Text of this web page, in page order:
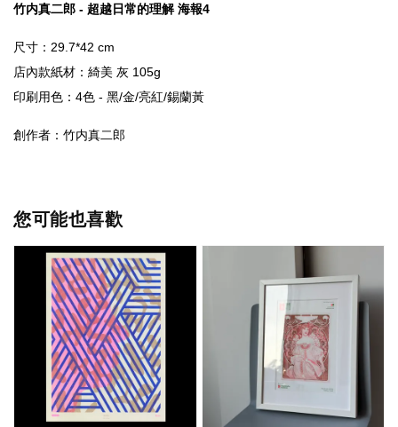
竹内真二郎 - 超越日常的理解 海報4
店內款紙材 ：綺美 灰 105
印刷用色：4色 - 黑/金/亮紅/錫蘭黃
創作者：竹内真二郎
您可能也喜歡